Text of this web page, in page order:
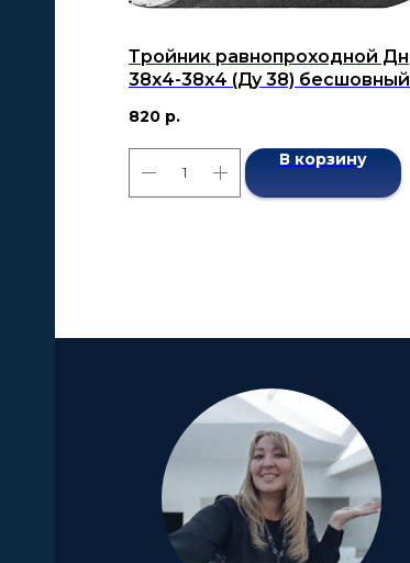
Тройник равнопроходной Дн
38х4-38х4 (Ду 38) бесшовный
820 р.
В корзину